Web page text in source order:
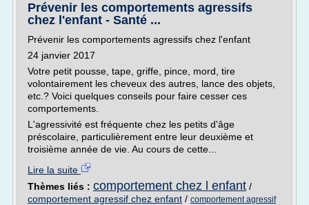
Prévenir les comportements agressifs
chez l'enfant - Santé ...
Prévenir les comportements agressifs chez l'enfant
24 janvier 2017
Votre petit pousse, tape, griffe, pince, mord, tire
volontairement les cheveux des autres, lance des objets,
etc.? Voici quelques conseils pour faire cesser ces
comportements.
L'agressivité est fréquente chez les petits d'âge
préscolaire, particulièrement entre leur deuxième et
troisième année de vie. Au cours de cette...
Lire la suite
Thèmes liés : comportement chez l enfant /
comportement agressif chez enfant / comportement agressif